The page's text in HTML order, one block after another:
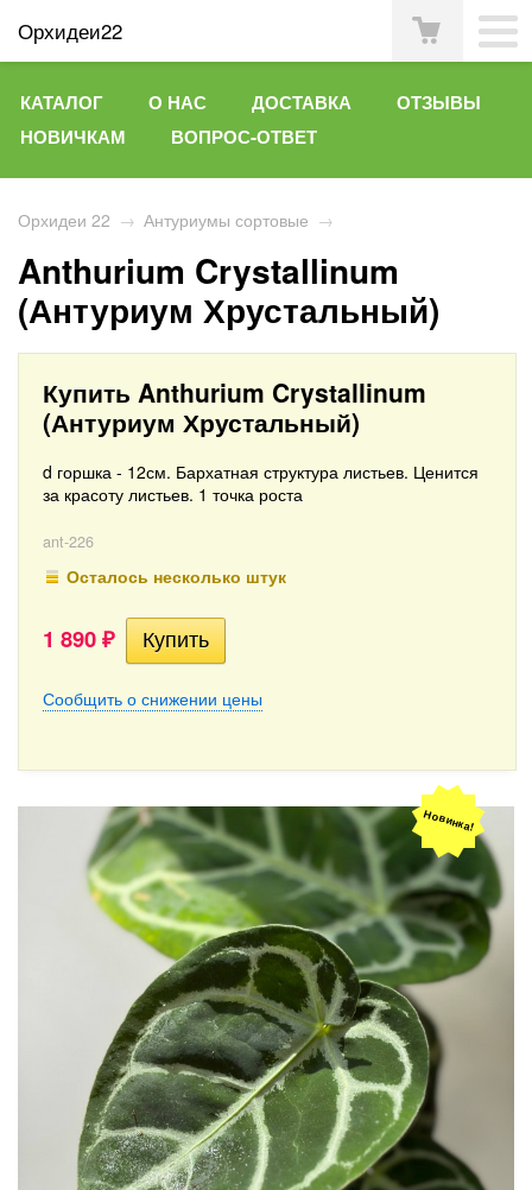
Орхидеи22
КАТАЛОГ О НАС ДОСТАВКА
ОТЗЫВЫ
НОВИЧКАМ
ВОПРОС-ОТВЕТ
Орхидеи 22 → Антуриумы сортовые →
Anthurium Crystallinum
(Антуриум Хрустальный)
Купить Anthurium Crystallinum
(Антуриум Хрустальный)
d горшка - 12см. Бархатная структура листьев. Ценится
за красоту листьев. 1 точка роста
ant-226
Осталось несколько штук
1 890 ₽
Сообщить о снижении цены
Новинка!